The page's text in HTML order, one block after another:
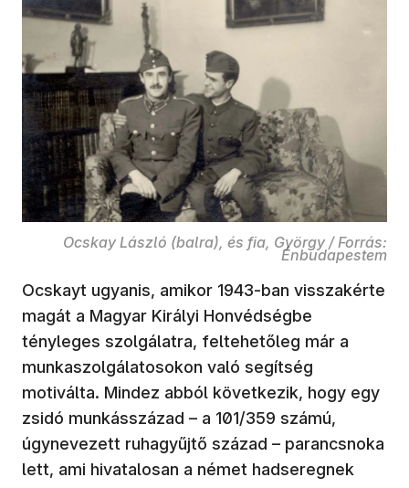
Ocskay László (balra), és fia, György / Forrás:
Énbudapestem
Ocskayt ugyanis, amikor 1943-ban visszakérte
magát a Magyar Királyi Honvédségbe
tényleges szolgálatra, feltehetőleg már a
munkaszolgálatosokon való segítség
motiválta. Mindez abból következik, hogy egy
zsidó munkásszázad – a 101/359 számú,
úgynevezett ruhagyűjtő század – parancsnoka
lett, ami hivatalosan a német hadseregnek